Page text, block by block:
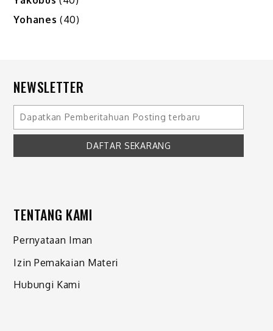
Yohanes (40)
NEWSLETTER
TENTANG KAMI
Pernyataan Iman
Izin Pemakaian Materi
Hubungi Kami